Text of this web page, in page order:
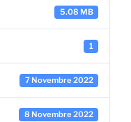
5.08 MB
1
7 Novembre 2022
8 Novembre 2022